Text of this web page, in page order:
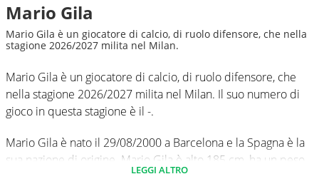
Mario Gila
Mario Gila è un giocatore di calcio, di ruolo difensore, che nella
stagione 2026/2027 milita nel Milan.
Mario Gila è un giocatore di calcio, di ruolo difensore, che
nella stagione 2026/2027 milita nel Milan. Il suo numero di
gioco in questa stagione è il -.
Mario Gila è nato il 29/08/2000 a Barcelona e la Spagna è la
sua nazione di origine. Mario Gila è alto 185 cm, ha un peso
LEGGI ALTRO